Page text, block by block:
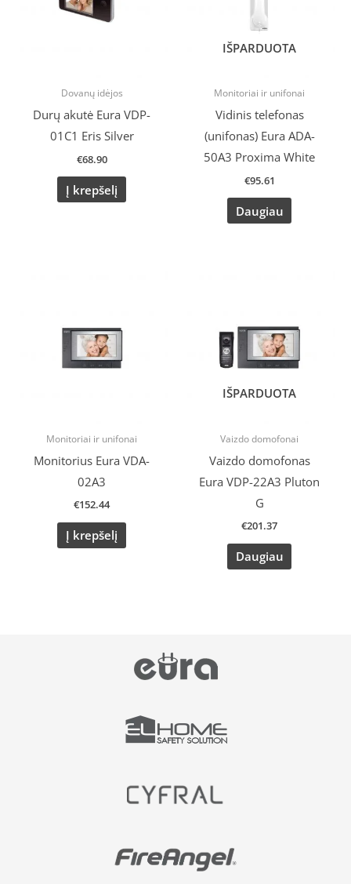
Dovanų idėjos
Durų akutė Eura VDP-
01C1 Eris Silver
€68.90
Į krepšelį
IŠPARDUOTA
Monitoriai ir unifonai
Vidinis telefonas
(unifonas) Eura ADA-
50A3 Proxima White
€95.61
Daugiau
Monitoriai ir unifonai
Monitorius Eura VDA-
02A3
€152.44
Į krepšelį
IŠPARDUOTA
Vaizdo domofonai
Vaizdo domofonas
Eura VDP-22A3 Pluton
G
€201.37
Daugiau